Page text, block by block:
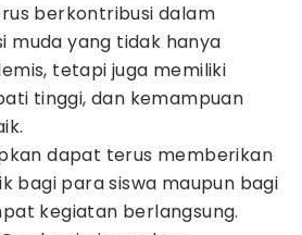
berkontribusi dalam
muda yang tidak hanya
tetapi juga memiliki
tinggi, dan kemampuan
dapat terus memberikan
bagi para siswa maupun bagi
kegiatan berlangsung.